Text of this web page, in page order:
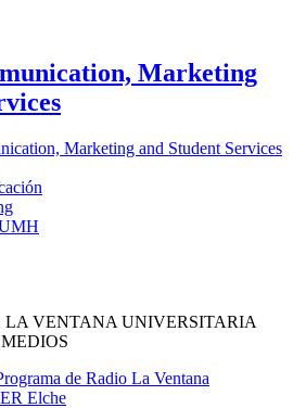
Marketing
Marketing and Student Services
LA VENTANA UNIVERSITARIA
de Radio La Ventana
Elche